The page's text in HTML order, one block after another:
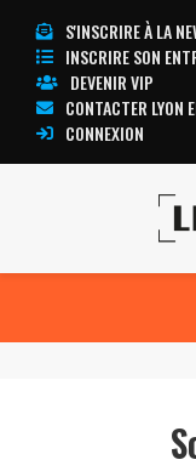
S'INSCRIRE À LA
INSCRIRE SON
DEVENIR VIP
CONTACTER LYON
CONNEXION